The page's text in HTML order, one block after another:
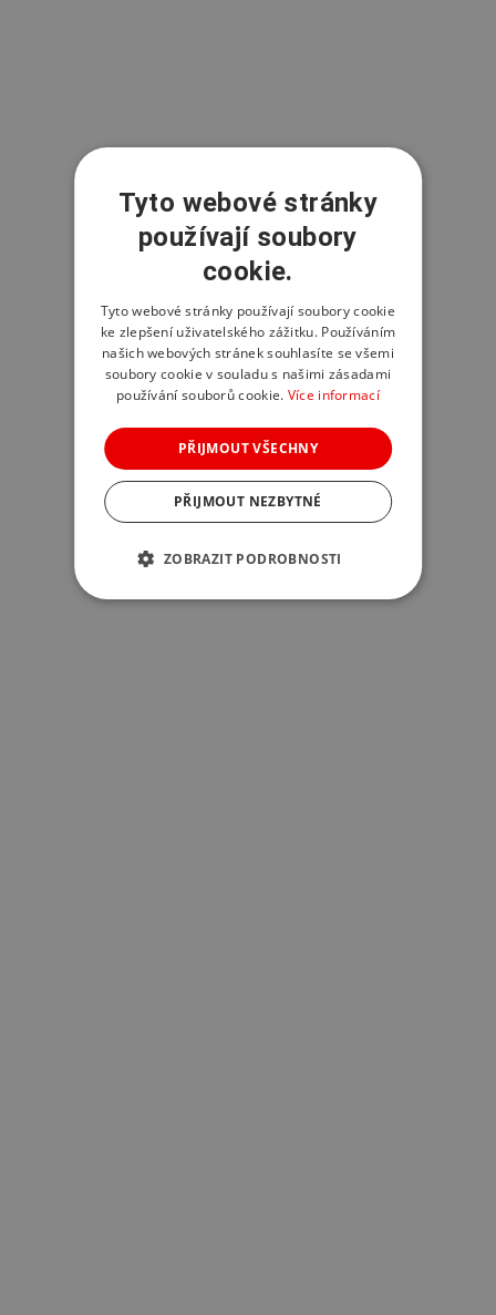
Tyto webové stránky
používají soubory
cookie.
Tyto webové stránky používají soubory cookie
ke zlepšení uživatelského zážitku. Používáním
našich webových stránek souhlasíte se všemi
soubory cookie v souladu s našimi zásadami
používání souborů cookie. Více informací
PŘIJMOUT VŠECHNY
PŘIJMOUT NEZBYTNÉ
ZOBRAZIT PODROBNOSTI